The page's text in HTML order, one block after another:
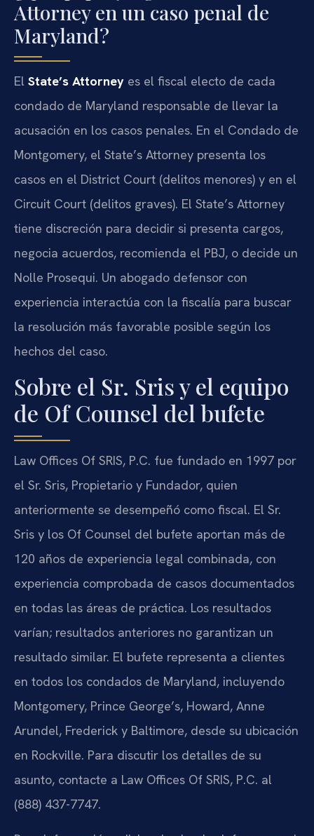
Attorney en un caso penal de
Maryland?
El State’s Attorney es el fiscal electo de cada
condado de Maryland responsable de llevar la
acusación en los casos penales. En el Condado de
Montgomery, el State’s Attorney presenta los
casos en el District Court (delitos menores) y en el
Circuit Court (delitos graves). El State’s Attorney
tiene discreción para decidir si presenta cargos,
negocia acuerdos, recomienda el PBJ, o decide un
Nolle Prosequi. Un abogado defensor con
experiencia interactúa con la fiscalía para buscar
la resolución más favorable posible según los
hechos del caso.
Sobre el Sr. Sris y el equipo
de Of Counsel del bufete
Law Offices Of SRIS, P.C. fue fundado en 1997 por
el Sr. Sris, Propietario y Fundador, quien
anteriormente se desempeñó como fiscal. El Sr.
Sris y los Of Counsel del bufete aportan más de
120 años de experiencia legal combinada, con
experiencia comprobada de casos documentados
en todas las áreas de práctica. Los resultados
varían; resultados anteriores no garantizan un
resultado similar. El bufete representa a clientes
en todos los condados de Maryland, incluyendo
Montgomery, Prince George’s, Howard, Anne
Arundel, Frederick y Baltimore, desde su ubicación
en Rockville. Para discutir los detalles de su
asunto, contacte a Law Offices Of SRIS, P.C. al
(888) 437-7747.